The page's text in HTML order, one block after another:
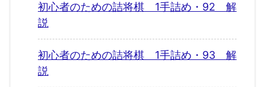
初心者のための詰将棋 1手詰め・92 解
説
初心者のための詰将棋 1手詰め・93 解
説